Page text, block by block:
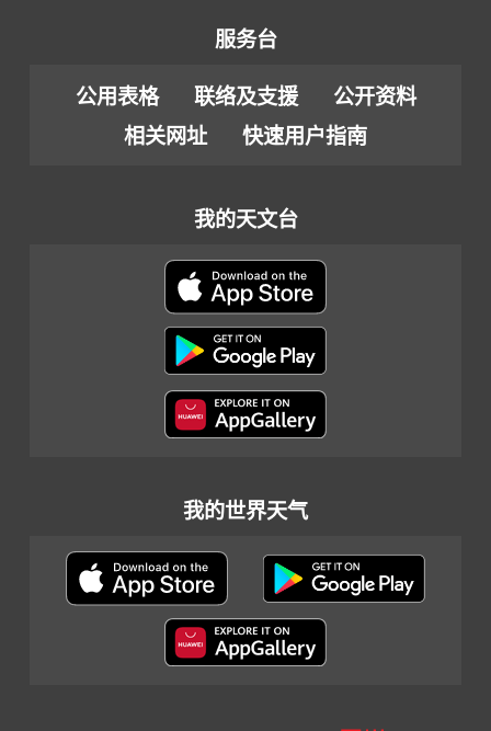
服务台
公用表格 联络及支援
公开资料
相关网址
快速用户指南
我的天文台
我的世界天气